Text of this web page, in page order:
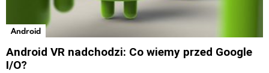
Android
Android VR nadchodzi: Co wiemy przed Google
I/O?